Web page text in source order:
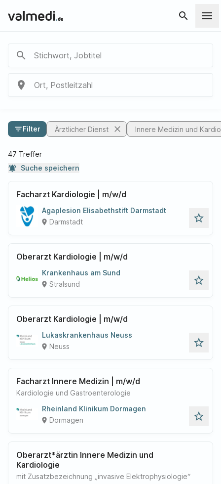
search
search Stichwort, Jobtitel
place Ort, Postleitzahl
filter_listFilter Ärztlicher Dienst close Innere Medizin und
47 Treffer
notifications_active Suche speichern
Facharzt Kardiologie | m/w/d
Agaplesion Elisabethstift Darmstadt
place Darmstadt star_outline
Oberarzt Kardiologie | m/w/d
Krankenhaus am Sund
place Stralsund star_outline
Oberarzt Kardiologie | m/w/d
Lukaskrankenhaus Neuss
place Neuss star_outline
Facharzt Innere Medizin | m/w/d
Kardiologie und Gastroenterologie
Rheinland Klinikum Dormagen
place Dormagen star_outline
Oberarzt*ärztin Innere Medizin und
Kardiologie
mit Zusatzbezeichnung „invasive Elektrophysiologie“